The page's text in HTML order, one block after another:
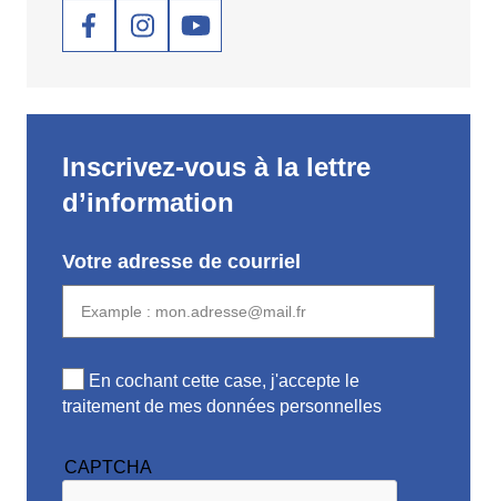
Social
Inscrivez-vous à la lettre
d’information
Votre adresse de courriel
En cochant cette case, j'accepte le
traitement de mes données personnelles
CAPTCHA